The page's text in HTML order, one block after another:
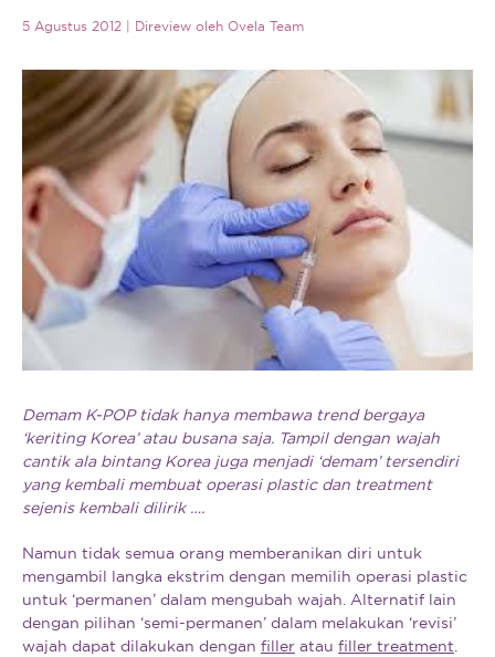
5 Agustus 2012 | Direview oleh Ovela Team
Demam K-POP tidak hanya membawa trend bergaya
‘keriting Korea’ atau busana saja. Tampil dengan wajah
cantik ala bintang Korea juga menjadi ‘demam’ tersendiri
yang kembali membuat operasi plastic dan treatment
sejenis kembali dilirik ….
Namun tidak semua orang memberanikan diri untuk
mengambil langka ekstrim dengan memilih operasi plastic
untuk ‘permanen’ dalam mengubah wajah. Alternatif lain
dengan pilihan ‘semi-permanen’ dalam melakukan ‘revisi’
wajah dapat dilakukan dengan filler atau filler treatment